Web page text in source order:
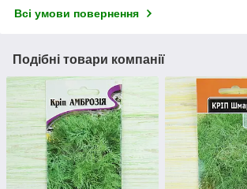
Всі умови повернення
Подібні товари компанії